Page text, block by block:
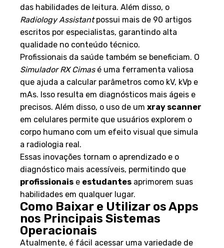
das habilidades de leitura. Além disso, o
Radiology Assistantpossui mais de 90 artigos
escritos por especialistas, garantindo alta
qualidade no conteúdo técnico.
Profissionais da saúde também se beneficiam. O
Simulador RX Cimasé uma ferramenta valiosa
que ajuda a calcular parâmetros como kV, kVp e
mAs. Isso resulta em diagnósticos mais ágeis e
precisos. Além disso, o uso de um xray scanner
em celulares permite que usuários explorem o
corpo humano com um efeito visual que simula
a radiologia real.
Essas inovações tornam o aprendizado e o
diagnóstico mais acessíveis, permitindo que
profissionais e estudantes aprimorem suas
habilidades em qualquer lugar.
Como Baixar e Utilizar os Apps
nos Principais Sistemas
Operacionais
Atualmente, é fácil acessar uma variedade de